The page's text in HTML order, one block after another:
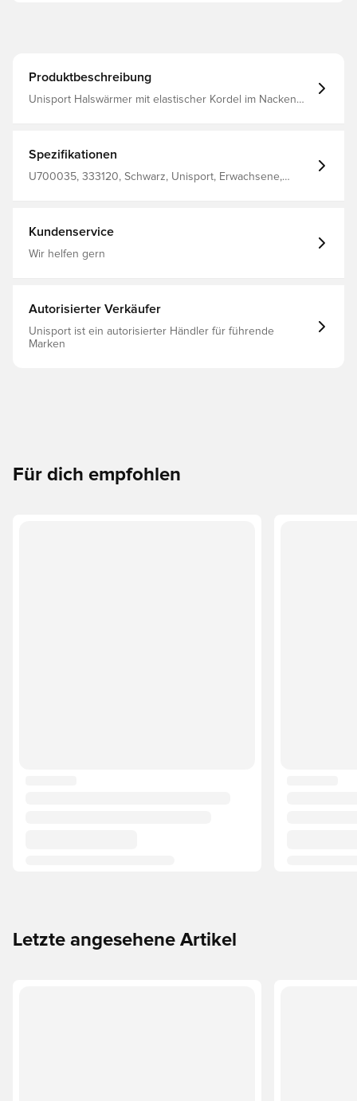
Produktbeschreibung
Unisport Halswärmer mit elastischer Kordel im Nacken
Spezifikationen
U700035, 333120, Schwarz, Unisport, Erwachsene,
Kundenservice
Wir helfen gern
Autorisierter Verkäufer
Unisport ist ein autorisierter Händler für führende
Marken
Für dich empfohlen
Letzte angesehene Artikel